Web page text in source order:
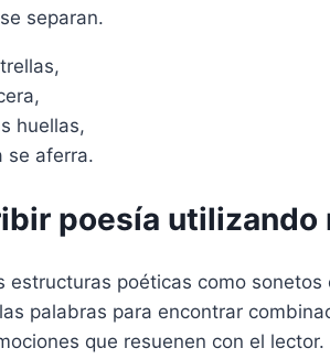
separan.
huellas,
se aferra.
poesía utilizando
estructuras poéticas como sonetos
palabras para encontrar
que resuenen con el lector.